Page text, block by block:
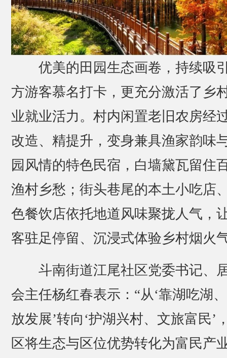
优美的田园生态画卷，持续吸
方游客慕名打卡，更充分激活了乡
业就业活力。村内闲置老旧农房经
改造、精提升，变身兼具渔家韵味
园风情的特色民宿，白墙黛瓦留住
渔村乡愁；街头巷尾的本土小吃店
色餐饮店依托地道风味聚拢人气，
客驻足停留、沉浸式体验乡村烟火
斗南街道江尾社区党委书记、
会主任杨红春表示：“从‘靠湖吃湖
放发展’转向‘护湖兴村、文旅富民’
区将生态与区位优势转化为富民产